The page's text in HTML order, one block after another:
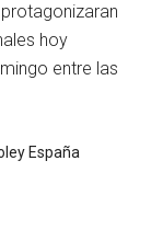
hoy
entre las
España